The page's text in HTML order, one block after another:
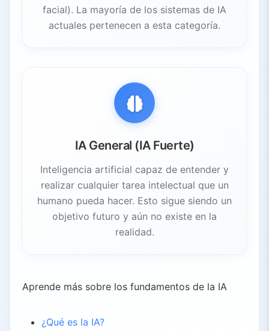
facial). La mayoría de los sistemas de IA
actuales pertenecen a esta categoría.
IA General (IA Fuerte)
Inteligencia artificial capaz de entender y
realizar cualquier tarea intelectual que un
humano pueda hacer. Esto sigue siendo un
objetivo futuro y aún no existe en la
realidad.
Aprende más sobre los fundamentos de la IA
¿Qué es la IA?